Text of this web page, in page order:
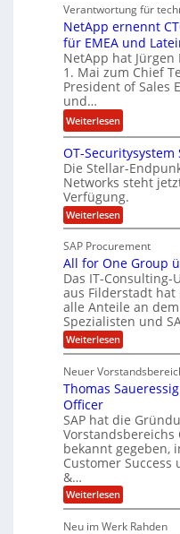
i
n
e
ö
s
u
n
g
i
r
d
F
n
a
n
z
c
h
e
e
i
F
S
n
g
n
e
e
r
i
g
-
S
p
e
z
i
a
l
i
s
t
u
i
a
H
u
b
e
Verantwortung für
NetApp ernennt
für EMEA und
NetApp hat
1. Mai zum Chief
President of Sales
und…
Weiterlesen:
N
e
t
A
p
p
n
e
n
n
t
C
T
O
V
P
S
l
e
s
OT-
Die Stellar-
Networks steht
Verfügung.
Weiterlesen:
O
-
S
e
c
u
r
i
t
y
y
s
e
m
S
t
e
l
a
r
i
SAP Procurement
All for One Group
Das IT-
aus Filderstadt
alle Anteile an
Spezialisten und
Weiterlesen:
A
l
f
r
O
n
e
G
o
u
p
ü
Neuer
Thomas
Officer
SAP hat die
Vorstandsbereichs
bekannt gegeben,
Customer Success
&…
Weiterlesen:
T
o
Neu im Werk Rahden